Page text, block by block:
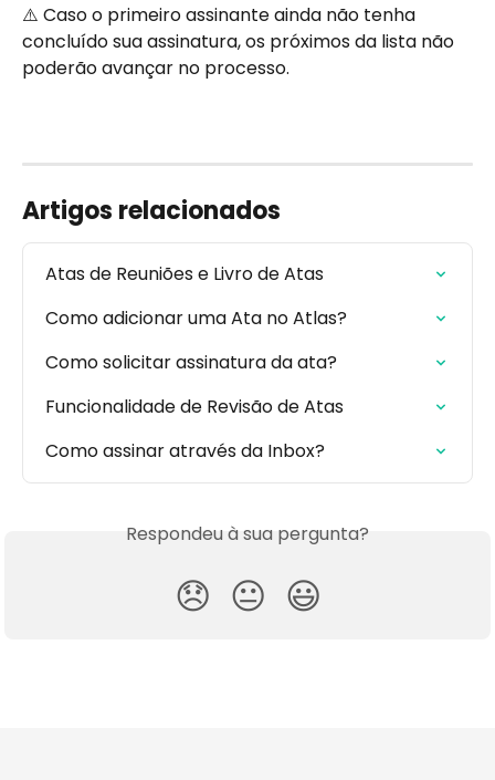
⚠️ Caso o primeiro assinante ainda não tenha
concluído sua assinatura, os próximos da lista não
poderão avançar no processo.
Artigos relacionados
Atas de Reuniões e Livro de Atas
Como adicionar uma Ata no Atlas?
Como solicitar assinatura da ata?
Funcionalidade de Revisão de Atas
Como assinar através da Inbox?
Respondeu à sua pergunta?
😞 😐 😃